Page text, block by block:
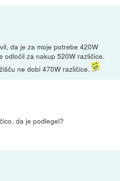
da je za moje potrebe 420W
odločil za nakup 520W različice.
ne dobi 470W različice.
da je podlegel?